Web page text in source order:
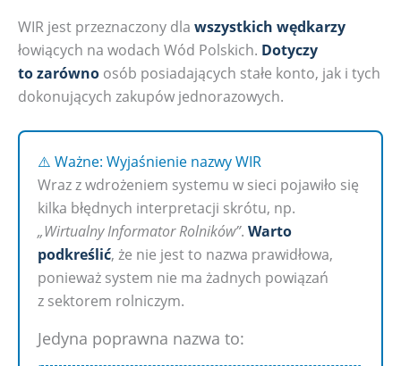
WIR jest przeznaczony dla wszystkich wędkarzy
łowiących na wodach Wód Polskich. Dotyczy
to zarówno osób posiadających stałe konto, jak i tych
dokonujących zakupów jednorazowych.
⚠️ Ważne: Wyjaśnienie nazwy WIR
Wraz z wdrożeniem systemu w sieci pojawiło się
kilka błędnych interpretacji skrótu, np.
„Wirtualny Informator Rolników”. Warto
podkreślić, że nie jest to nazwa prawidłowa,
ponieważ system nie ma żadnych powiązań
z sektorem rolniczym.
Jedyna poprawna nazwa to: